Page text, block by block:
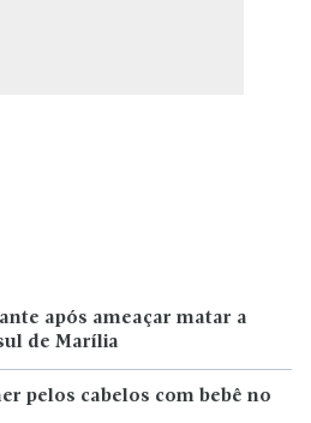
após ameaçar matar a
de Marília
pelos cabelos com bebê no